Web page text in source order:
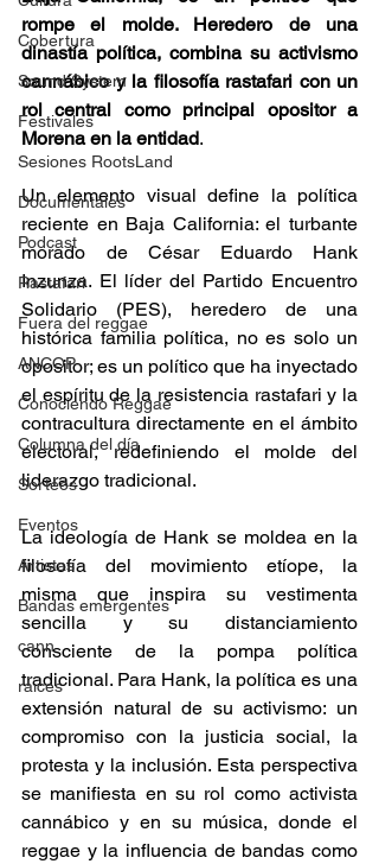
Cobertura
Sound System
Festivales
Sesiones RootsLand
Documentales
Podcast
Rastafari
Fuera del reggae
ANCOP
Conociendo Reggae
Columna del día
Sorteos
Eventos
Artistas
Bandas emergentes
cann
raices
rompe el molde. Heredero de una
dinastía política, combina su activismo
cannábico y la filosofía rastafari con un
rol central como principal opositor a
Morena en la entidad.
Un elemento visual define la política
reciente en Baja California: el turbante
morado de César Eduardo Hank
Inzunza. El líder del Partido Encuentro
Solidario (PES), heredero de una
histórica familia política, no es solo un
opositor; es un político que ha inyectado
el espíritu de la resistencia rastafari y la
contracultura directamente en el ámbito
electoral, redefiniendo el molde del
liderazgo tradicional.
​La ideología de Hank se moldea en la
filosofía del movimiento etíope, la
misma que inspira su vestimenta
sencilla y su distanciamiento
consciente de la pompa política
tradicional. Para Hank, la política es una
extensión natural de su activismo: un
compromiso con la justicia social, la
protesta y la inclusión. Esta perspectiva
se manifiesta en su rol como activista
cannábico y en su música, donde el
reggae y la influencia de bandas como